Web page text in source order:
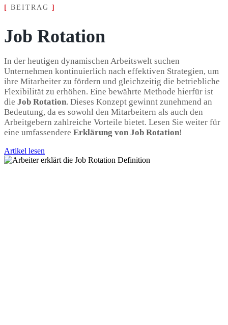
[ BEITRAG ]
Job Rotation
In der heutigen dynami­schen Arbeitswelt suchen
Unternehmen konti­nu­ierlich nach effek­tiven Strategien, um
ihre Mitarbeiter zu fördern und gleich­zeitig die betrieb­liche
Flexibilität zu erhöhen. Eine bewährte Methode hierfür ist
die Job Rotation. Dieses Konzept gewinnt zunehmend an
Bedeutung, da es sowohl den Mitarbeitern als auch den
Arbeitgebern zahlreiche Vorteile bietet. Lesen Sie weiter für
eine umfas­sendere Erklärung von Job Rotation!
Artikel lesen